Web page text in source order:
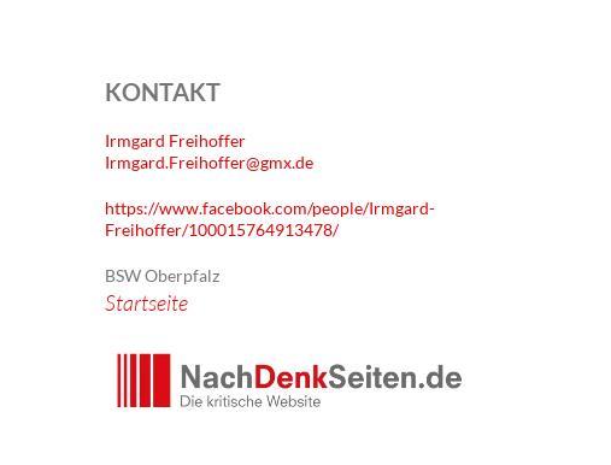
KONTAKT
Irmgard Freihoffer
Irmgard.Freihoffer@gmx.de
https://www.facebook.com/people/Irmgard-
Freihoffer/100015764913478/
BSW Oberpfalz
Startseite